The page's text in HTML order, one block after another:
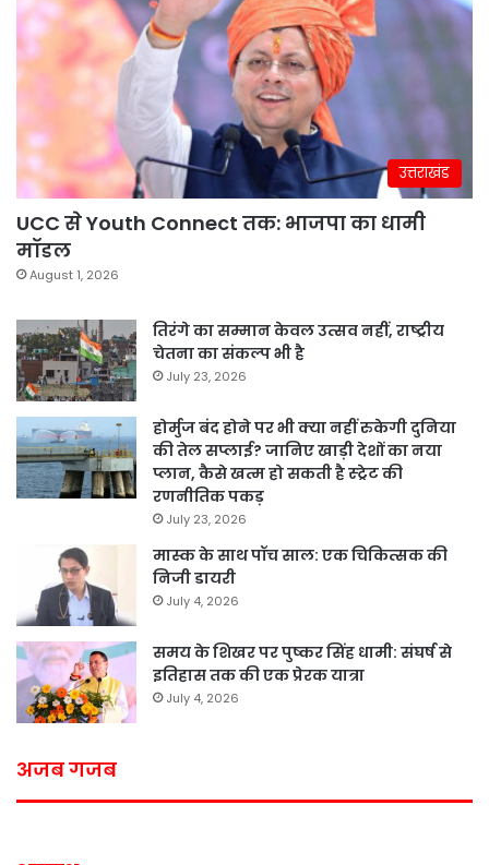
उत्तराखंड
UCC से Youth Connect तक: भाजपा का धामी
मॉडल
August 1, 2026
तिरंगे का सम्मान केवल उत्सव नहीं, राष्ट्रीय
चेतना का संकल्प भी है
July 23, 2026
होर्मुज बंद होने पर भी क्या नहीं रुकेगी दुनिया
की तेल सप्लाई? जानिए खाड़ी देशों का नया
प्लान, कैसे खत्म हो सकती है स्ट्रेट की
रणनीतिक पकड़
July 23, 2026
मास्क के साथ पॉच साल: एक चिकित्सक की
निजी डायरी
July 4, 2026
समय के शिखर पर पुष्कर सिंह धामी: संघर्ष से
इतिहास तक की एक प्रेरक यात्रा
July 4, 2026
अजब गजब